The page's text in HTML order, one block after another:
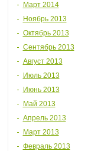
Март 2014
Ноябрь 2013
Октябрь 2013
Сентябрь 2013
Август 2013
Июль 2013
Июнь 2013
Май 2013
Апрель 2013
Март 2013
Февраль 2013